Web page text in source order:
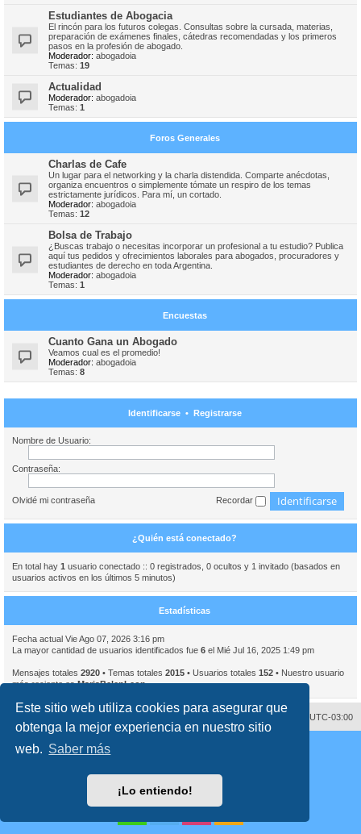
Este sitio web utiliza cookies para asegurar que
obtenga la mejor experiencia en nuestro sitio
web. Saber más
¡Lo entiendo!
Estudiantes de Abogacia
El rincón para los futuros colegas. Consultas sobre la cursada, materias,
preparación de exámenes finales, cátedras recomendadas y los primeros
pasos en la profesión de abogado.
Moderador: abogadoia
Temas: 19
Actualidad
Moderador: abogadoia
Temas: 1
Foros Generales
Charlas de Cafe
Un lugar para el networking y la charla distendida. Comparte anécdotas,
organiza encuentros o simplemente tómate un respiro de los temas
estrictamente jurídicos. Para mí, un cortado.
Moderador: abogadoia
Temas: 12
Bolsa de Trabajo
¿Buscas trabajo o necesitas incorporar un profesional a tu estudio? Publica
aquí tus pedidos y ofrecimientos laborales para abogados, procuradores y
estudiantes de derecho en toda Argentina.
Moderador: abogadoia
Temas: 1
Encuestas
Cuanto Gana un Abogado
Veamos cual es el promedio!
Moderador: abogadoia
Temas: 8
Identificarse• Registrarse
Nombre de Usuario:
Contraseña:
Olvidé mi contraseña Recordar
¿Quién está conectado?
En total hay 1 usuario conectado :: 0 registrados, 0 ocultos y 1 invitado (basados en
usuarios activos en los últimos 5 minutos)
Estadísticas
Fecha actual Vie Ago 07, 2026 3:16 pm
La mayor cantidad de usuarios identificados fue 6 el Mié Jul 16, 2025 1:49 pm
Mensajes totales 2920 • Temas totales 2015 • Usuarios totales 152 • Nuestro usuario
más reciente esMariaBelenLeon
Todos los horarios son UTC-03:00
Borrar cookies
Desarrollado por
® Forum Software © phpBB Limited
Traducción al español porphpBB España
Condiciones